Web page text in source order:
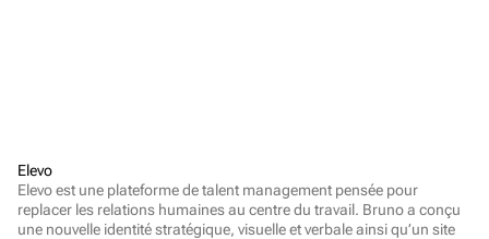
Elevo
Elevo est une plateforme de talent management pensée pour
replacer les relations humaines au centre du travail. Bruno a conçu
une nouvelle identité stratégique, visuelle et verbale ainsi qu’un site